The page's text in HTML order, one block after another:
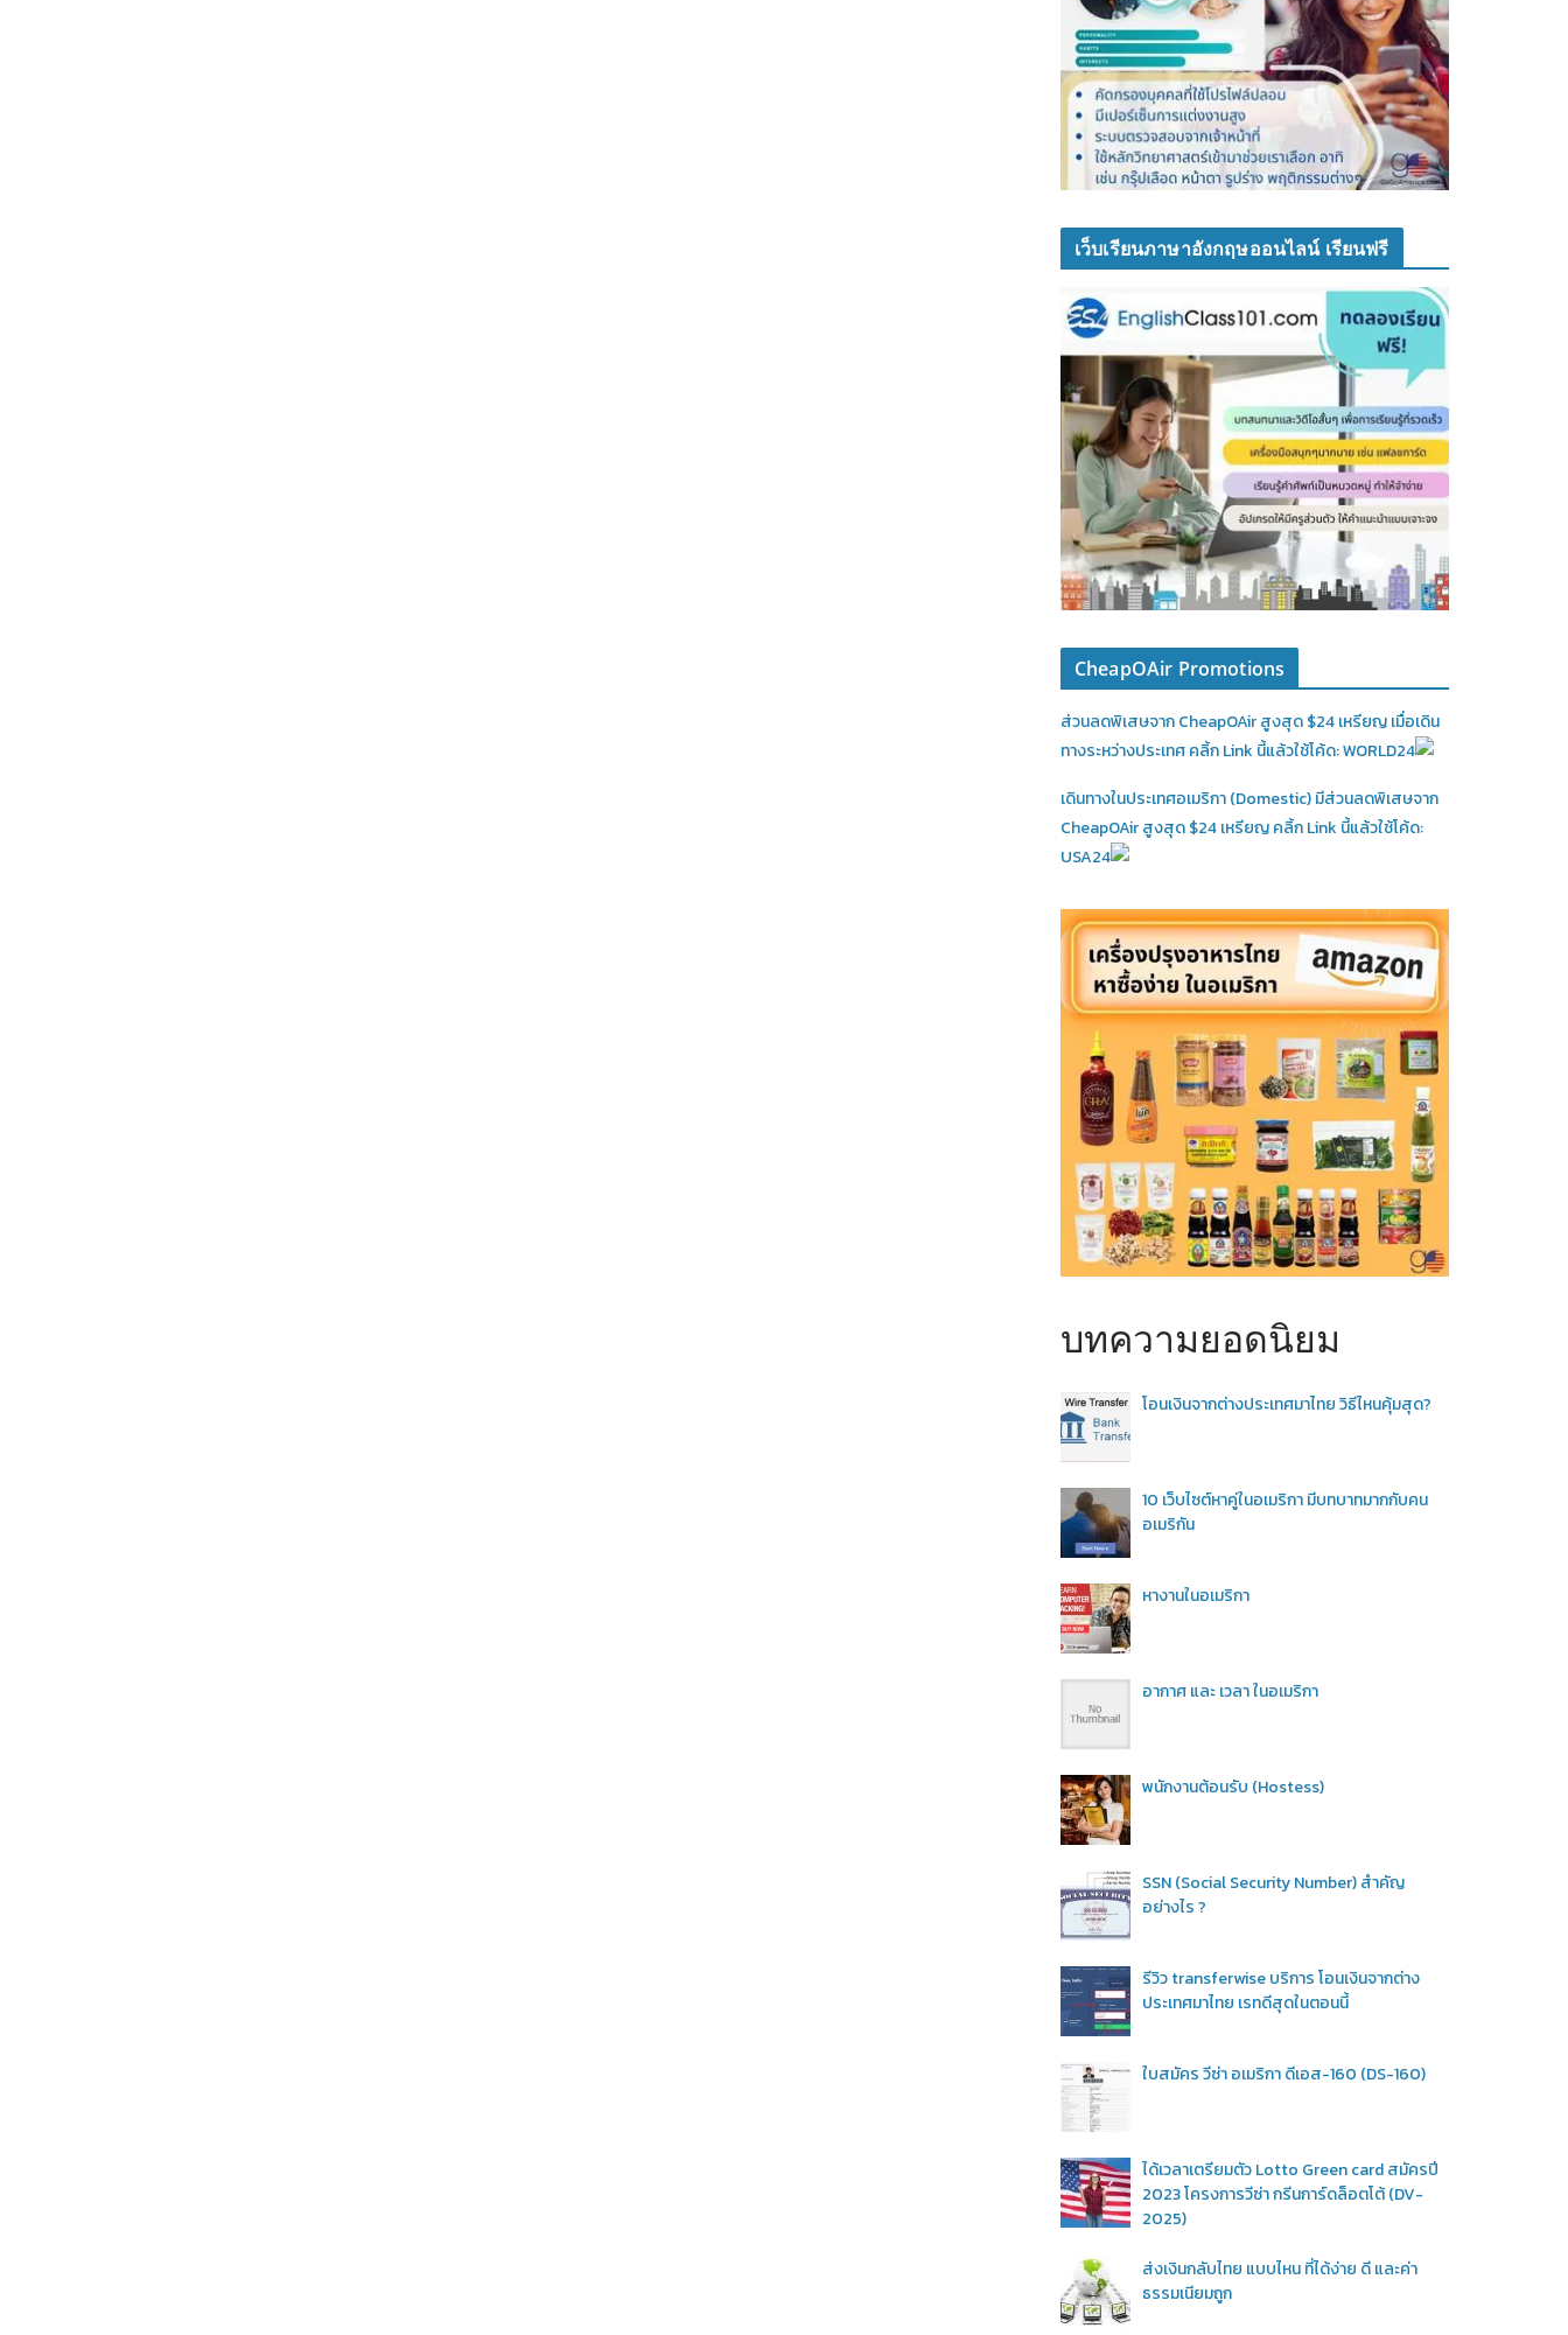
เว็บเรียนภาษาอังกฤษออนไลน์ เรียนฟรี
CheapOAir Promotions
ส่วนลดพิเสษจาก CheapOAir สูงสุด $24 เหรียญ เมื่อเดิน
ทางระหว่างประเทศ คลิ้ก Link นี้แล้วใช้โค้ด: WORLD24
เดินทางในประเทศอเมริกา (Domestic)มีส่วนลดพิเสษจาก
CheapOAir สูงสุด $24 เหรียญ คลิ้ก Link นี้แล้วใช้โค้ด:
USA24
บทความยอดนิยม
โอนเงินจากต่างประเทศมาไทย วิธีไหนคุ้มสุด?
10 เว็บไซต์หาคู่ในอเมริกา มีบทบาทมากกับคน
อเมริกัน
หางานในอเมริกา
อากาศ และ เวลา ในอเมริกา
พนักงานต้อนรับ (Hostess)
SSN (Social Security Number) สำคัญ
อย่างไร ?
รีวิว transferwise บริการ โอนเงินจากต่าง
ประเทศมาไทย เรทดีสุดในตอนนี้
ใบสมัคร วีซ่า อเมริกา ดีเอส-160 (DS-160)
ได้เวลาเตรียมตัว Lotto Green card สมัครปี
2023 โครงการวีซ่า กรีนการ์ดล็อตโต้ (DV-
2025)
ส่งเงินกลับไทย แบบไหน ที่ได้ง่าย ดี และค่า
ธรรมเนียมถูก